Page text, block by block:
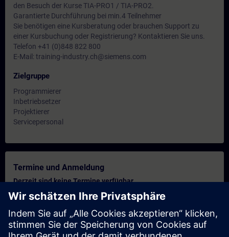
den Besuch der Kurse TIA-PRO1 / TIA-PRO2.
Garantierte Durchführung bei min.4 Teilnehmer
Sie benötigen eine Kursberatung oder brauchen Support zu
einer Kursbuchung oder Registrierung? Kontaktieren Sie uns.
Telefon +41 (0)848 822 800
E-Mail: training-industry.ch@siemens.com
Zielgruppe
Programmierer
Inbetriebsetzer
Projektierer
Servicepersonal
Termine und Anmeldung
Derzeit sind keine Termine verfügbar
Setzen Sie sich auf die Interessentenliste und erhalten Sie eine
Benachrichtigung sobald neue Termine verfügbar sind.
Benachrichtigungsservice aktivieren